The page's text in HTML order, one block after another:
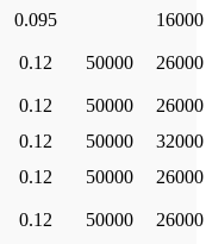
0.095
16000
0.12 50000
26000
0.12 50000
26000
0.12 50000
32000
0.12 50000
26000
0.12 50000
26000